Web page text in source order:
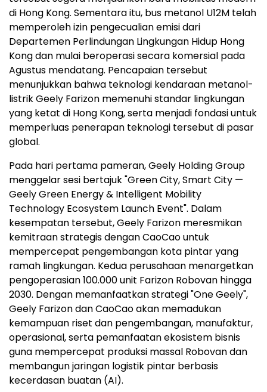
di Hong Kong. Sementara itu, bus metanol U12M telah
memperoleh izin pengecualian emisi dari
Departemen Perlindungan Lingkungan Hidup Hong
Kong dan mulai beroperasi secara komersial pada
Agustus mendatang. Pencapaian tersebut
menunjukkan bahwa teknologi kendaraan metanol-
listrik Geely Farizon memenuhi standar lingkungan
yang ketat di Hong Kong, serta menjadi fondasi untuk
memperluas penerapan teknologi tersebut di pasar
global.
Pada hari pertama pameran, Geely Holding Group
menggelar sesi bertajuk "Green City, Smart City —
Geely Green Energy & Intelligent Mobility
Technology Ecosystem Launch Event". Dalam
kesempatan tersebut, Geely Farizon meresmikan
kemitraan strategis dengan CaoCao untuk
mempercepat pengembangan kota pintar yang
ramah lingkungan. Kedua perusahaan menargetkan
pengoperasian 100.000 unit Farizon Robovan hingga
2030. Dengan memanfaatkan strategi "One Geely",
Geely Farizon dan CaoCao akan memadukan
kemampuan riset dan pengembangan, manufaktur,
operasional, serta pemanfaatan ekosistem bisnis
guna mempercepat produksi massal Robovan dan
membangun jaringan logistik pintar berbasis
kecerdasan buatan (AI).